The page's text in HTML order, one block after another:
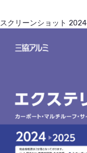
スクリーンショット